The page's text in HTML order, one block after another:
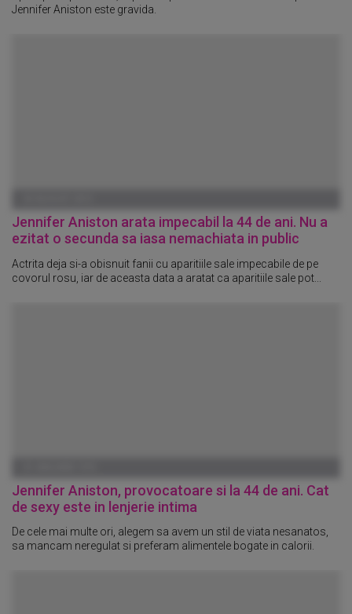
Jennifer Aniston este gravida.
Jennifer Aniston arata impecabil la 44 de ani. Nu a
ezitat o secunda sa iasa nemachiata in public
Actrita deja si-a obisnuit fanii cu aparitiile sale impecabile de pe
covorul rosu, iar de aceasta data a aratat ca aparitiile sale pot...
Jennifer Aniston, provocatoare si la 44 de ani. Cat
de sexy este in lenjerie intima
De cele mai multe ori, alegem sa avem un stil de viata nesanatos,
sa mancam neregulat si preferam alimentele bogate in calorii.